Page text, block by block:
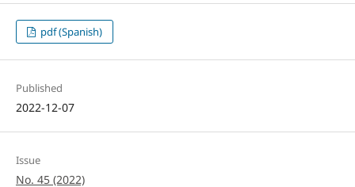
pdf (Spanish)
Published
2022-12-07
Issue
No. 45 (2022)